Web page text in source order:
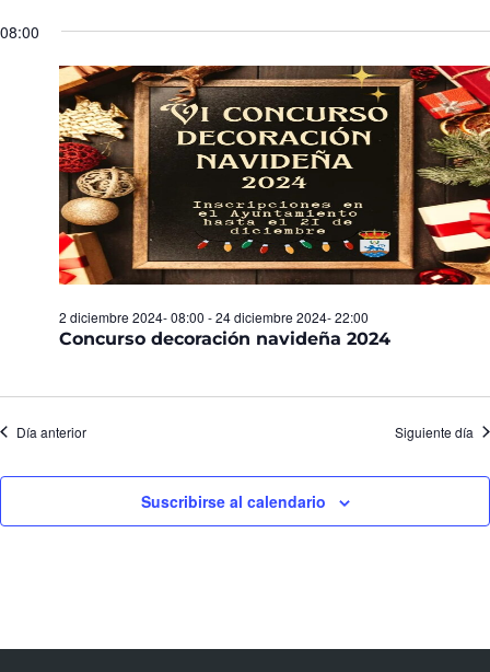
de
Eventos
fecha.
08:00
Concurso decoración navideña 2024
2 diciembre 2024- 08:00 -24 diciembre 2024- 22:00
Día anterior Siguiente día
Suscribirse al calendario